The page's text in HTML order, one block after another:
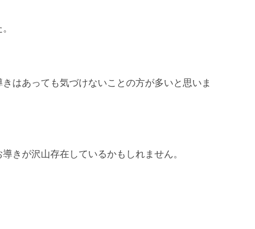
はあっても気づけないことの方が多いと思いま
きが沢山存在しているかもしれません。